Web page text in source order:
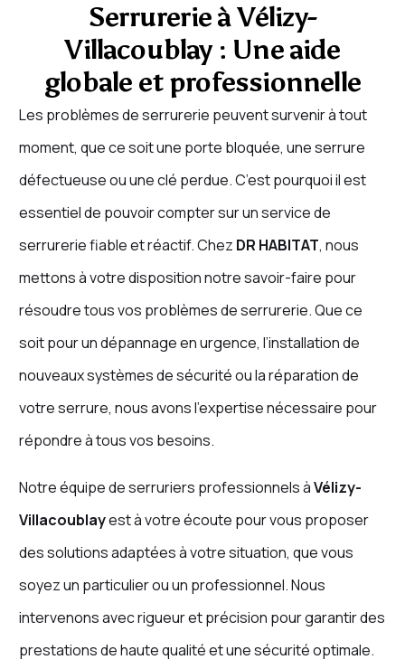
Serrurerie à Vélizy-
Villacoublay : Une aide
globale et professionnelle
Les problèmes de serrurerie peuvent survenir à tout
moment, que ce soit une porte bloquée, une serrure
défectueuse ou une clé perdue. C’est pourquoi il est
essentiel de pouvoir compter sur un service de
serrurerie fiable et réactif. Chez DR HABITAT, nous
mettons à votre disposition notre savoir-faire pour
résoudre tous vos problèmes de serrurerie. Que ce
soit pour un dépannage en urgence, l’installation de
nouveaux systèmes de sécurité ou la réparation de
votre serrure, nous avons l’expertise nécessaire pour
répondre à tous vos besoins.
Notre équipe de serruriers professionnels àVélizy-
Villacoublayest à votre écoute pour vous proposer
des solutions adaptées à votre situation, que vous
soyez un particulier ou un professionnel. Nous
intervenons avec rigueur et précision pour garantir des
prestations de haute qualité et une sécurité optimale.